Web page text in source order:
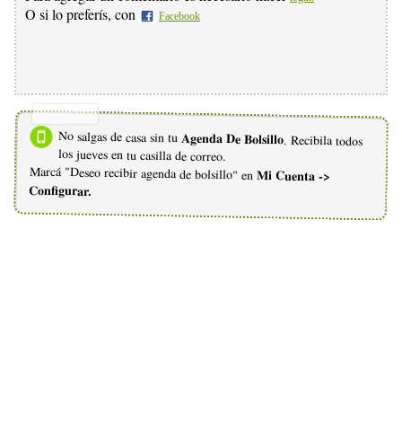
O si lo preferís, con Facebook
No salgas de casa sin tu Agenda De Bolsillo. Recibila todos
los jueves en tu casilla de correo.
Marcá "Deseo recibir agenda de bolsillo" en Mi Cuenta ->
Configurar.